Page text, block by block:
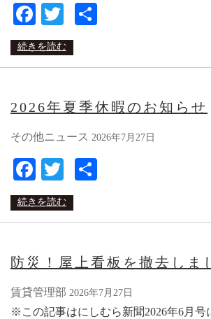
Facebook
Twitter
続きを読む
2026年夏季休暇のお知らせ
その他ニュース 2026年7月27日
Facebook
Twitter
続きを読む
防災！屋上看板を撤去しま
賃貸管理部 2026年7月27日
※この記事はにしむら新聞2026年6月号